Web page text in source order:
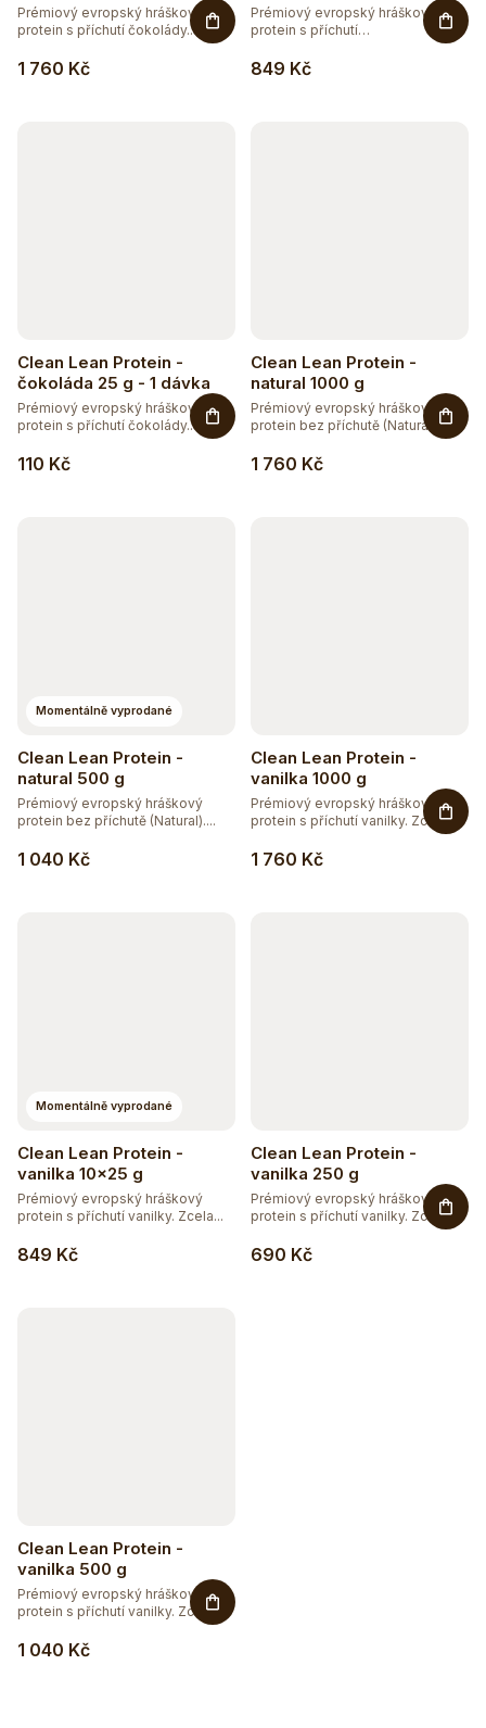
1 760 Kč
Prémiový evropský hráškový
protein s příchutí čokolády.
849 Kč
Prémiový evropský hráškový
protein s příchutí
Clean Lean Protein -
čokoláda 25 g - 1 dávka
110 Kč
Prémiový evropský hráškový
protein s příchutí čokolády.
Clean Lean Protein -
natural 1000 g
1 760 Kč
Prémiový evropský hráškový
protein bez příchutě (Natural)....
Momentálně vyprodané
Clean Lean Protein -
natural 500 g
1 040 Kč
Prémiový evropský hráškový
protein bez příchutě (Natural)....
Clean Lean Protein -
vanilka 1000 g
1 760 Kč
Prémiový evropský hráškový
protein s příchutí vanilky. Zcela...
Momentálně vyprodané
Clean Lean Protein -
vanilka 10x25 g
849 Kč
Prémiový evropský hráškový
protein s příchutí vanilky. Zcela...
Clean Lean Protein -
vanilka 250 g
690 Kč
Prémiový evropský hráškový
protein s příchutí vanilky. Zcela...
Clean Lean Protein -
vanilka 500 g
1 040 Kč
Prémiový evropský hráškový
protein s příchutí vanilky. Zcela...
Hydratujte chytře 💦